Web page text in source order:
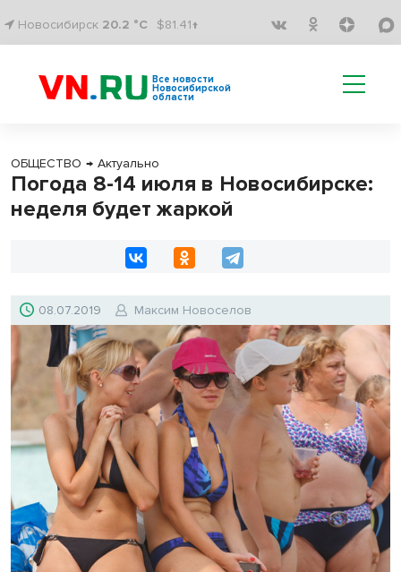
Новосибирск 20.2 °C $81.41↑
Все новости
Новосибирской
области
ОБЩЕСТВО → Актуально
Погода 8-14 июля в Новосибирске:
неделя будет жаркой
08.07.2019 Максим Новоселов